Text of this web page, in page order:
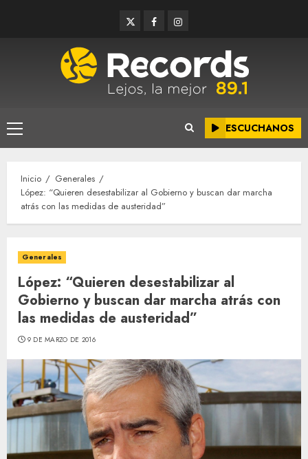
TwitterFacebookInstagram
Menú
principal
ESCUCHANOS
Inicio
Generales
López: “Quieren desestabilizar al Gobierno y buscan dar marcha
atrás con las medidas de austeridad”
Generales
López: “Quieren desestabilizar al
Gobierno y buscan dar marcha atrás con
las medidas de austeridad”
9 DE MARZO DE 2016